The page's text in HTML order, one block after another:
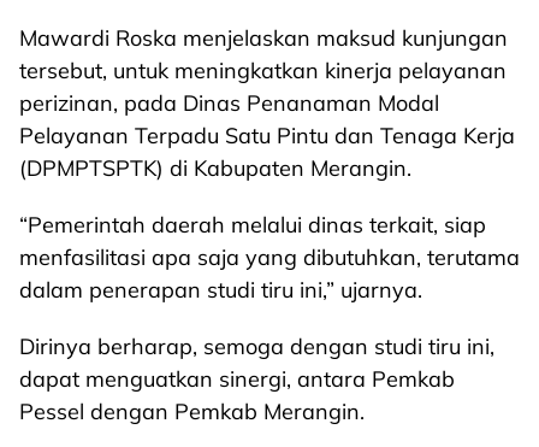
Mawardi Roska menjelaskan maksud kunjungan
tersebut, untuk meningkatkan kinerja pelayanan
perizinan, pada Dinas Penanaman Modal
Pelayanan Terpadu Satu Pintu dan Tenaga Kerja
(DPMPTSPTK) di Kabupaten Merangin.
“Pemerintah daerah melalui dinas terkait, siap
menfasilitasi apa saja yang dibutuhkan, terutama
dalam penerapan studi tiru ini,” ujarnya.
Dirinya berharap, semoga dengan studi tiru ini,
dapat menguatkan sinergi, antara Pemkab
Pessel dengan Pemkab Merangin.